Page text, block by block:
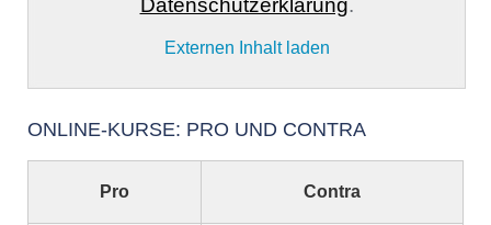
Datenschutzerklärung.
Externen Inhalt laden
ONLINE-KURSE: PRO UND CONTRA
Pro Contra